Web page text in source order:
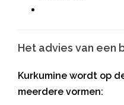
Het advies van een
Kurkumine wordt op
meerdere vormen: